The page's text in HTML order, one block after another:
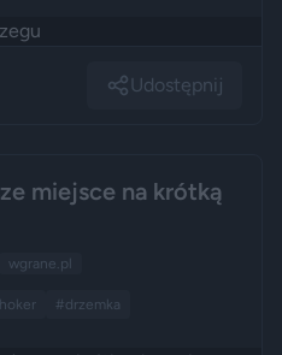
Udostępnij
miejsce na krótką
wgrane.pl
#drzemka